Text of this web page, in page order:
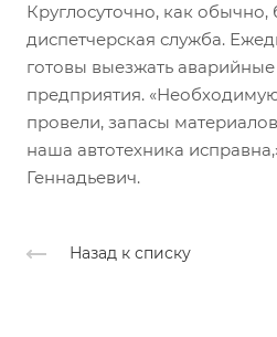
Круглосуточно, как обычно,
диспетчерская служба.
готовы выезжать
предприятия.
провели, запасы
наша автотехника
Геннадьевич.
Назад к списку